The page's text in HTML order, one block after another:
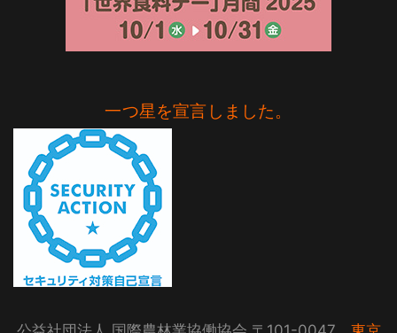
一つ星を宣言しました。